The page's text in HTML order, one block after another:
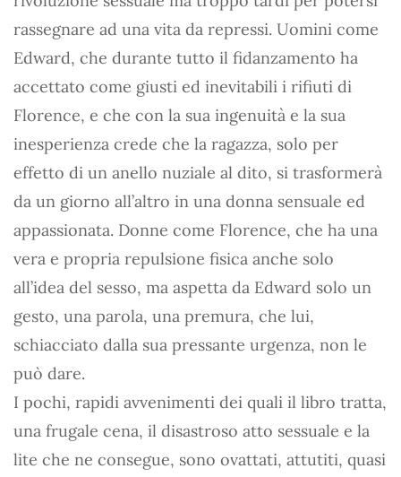
rassegnare ad una vita da repressi. Uomini come
Edward, che durante tutto il fidanzamento ha
accettato come giusti ed inevitabili i rifiuti di
Florence, e che con la sua ingenuità e la sua
inesperienza crede che la ragazza, solo per
effetto di un anello nuziale al dito, si trasformerà
da un giorno all’altro in una donna sensuale ed
appassionata. Donne come Florence, che ha una
vera e propria repulsione fisica anche solo
all’idea del sesso, ma aspetta da Edward solo un
gesto, una parola, una premura, che lui,
schiacciato dalla sua pressante urgenza, non le
può dare.
I pochi, rapidi avvenimenti dei quali il libro tratta,
una frugale cena, il disastroso atto sessuale e la
lite che ne consegue, sono ovattati, attutiti, quasi